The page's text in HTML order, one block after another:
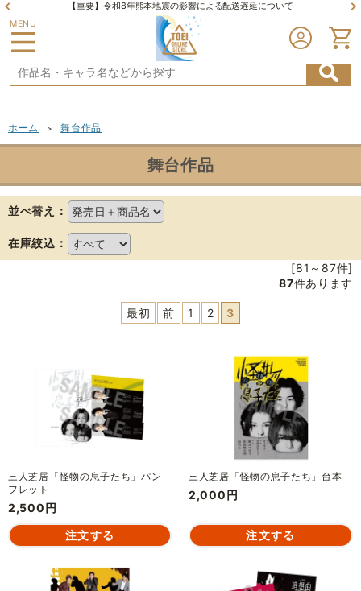
【重要】令和8年熊本地震の影響による配送遅延について
MENU
ホーム > 舞台作品
舞台作品
並べ替え：
在庫絞込：
[81～87件]
87件あります
最初 前 1 2 3
三人芝居「怪物の息子たち」パン
フレット
2,500円
三人芝居「怪物の息子たち」台本
2,000円